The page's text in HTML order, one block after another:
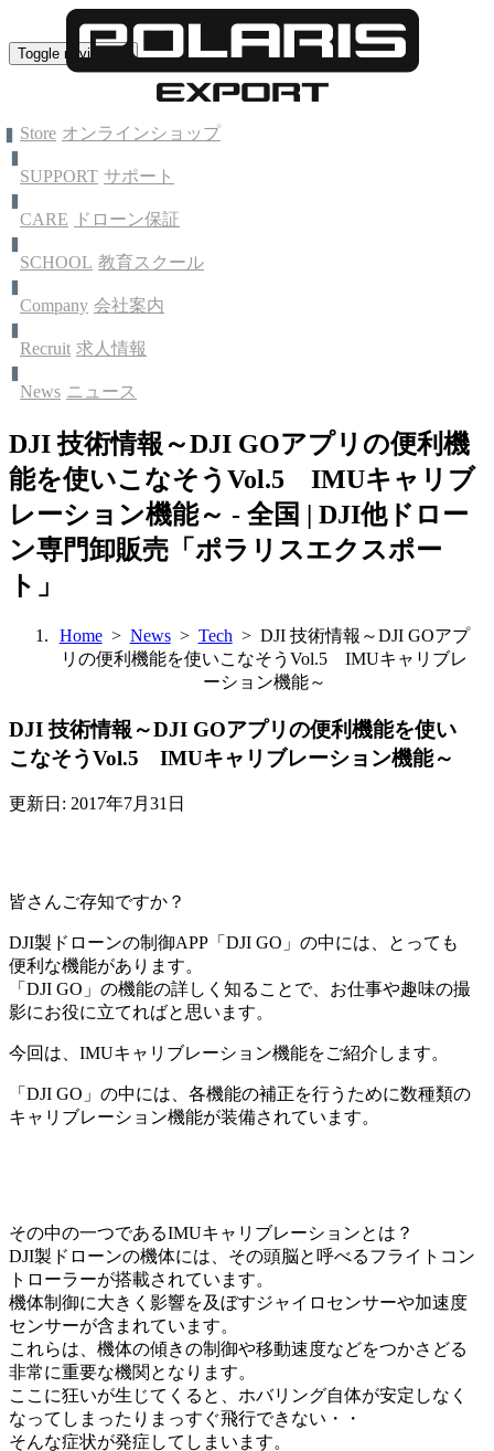
Toggle navigation
Store オンラインショップ
SUPPORT サポート
CARE ドローン保証
SCHOOL 教育スクール
Company 会社案内
Recruit 求人情報
News ニュース
DJI 技術情報～DJI GOアプリの便利機
能を使いこなそうVol.5 IMUキャリブ
レーション機能～ - 全国 | DJI他ドロー
ン専門卸販売「ポラリスエクスポー
ト」
Home> News> Tech > DJI 技術情報～DJI GOアプ
リの便利機能を使いこなそうVol.5 IMUキャリブレ
ーション機能～
DJI 技術情報～DJI GOアプリの便利機能を使い
こなそうVol.5 IMUキャリブレーション機能～
更新日: 2017年7月31日
皆さんご存知ですか？
DJI製ドローンの制御APP「DJI GO」の中には、とっても
便利な機能があります。
「DJI GO」の機能の詳しく知ることで、お仕事や趣味の撮
影にお役に立てればと思います。
今回は、IMUキャリブレーション機能をご紹介します。
「DJI GO」の中には、各機能の補正を行うために数種類の
キャリブレーション機能が装備されています。
その中の一つであるIMUキャリブレーションとは？
DJI製ドローンの機体には、その頭脳と呼べるフライトコン
トローラーが搭載されています。
機体制御に大きく影響を及ぼすジャイロセンサーや加速度
センサーが含まれています。
これらは、機体の傾きの制御や移動速度などをつかさどる
非常に重要な機関となります。
ここに狂いが生じてくると、ホバリング自体が安定しなく
なってしまったりまっすぐ飛行できない・・
そんな症状が発症してしまいます。